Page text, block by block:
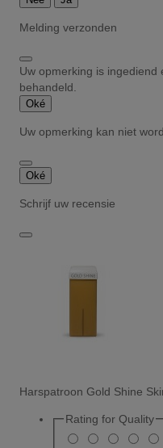
Melding verzonden
Uw opmerking is
behandeld.
Oké
Uw opmerking kan niet
Oké
Schrijf uw recensie
Harspatroon Gold Shine
Rating for Quality